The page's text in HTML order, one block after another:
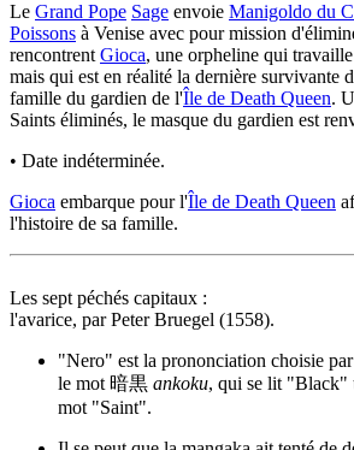
Le Grand Pope Sage envoie Manigoldo du
Poissons à Venise avec pour mission
rencontrent Gioca, une orpheline qui
mais qui est en réalité la dernière survivante
famille du gardien de l'Île de Death Queen.
Saints éliminés, le masque du gardien est
• Date indéterminée.
Gioca embarque pour l'Île de Death Queen
l'histoire de sa famille.
Les sept péchés capitaux :
l'avarice, par Peter Bruegel (1558).
"Nero" est la prononciation choisie par
le mot 暗黒 ankoku, qui se lit "Black"
mot "Saint".